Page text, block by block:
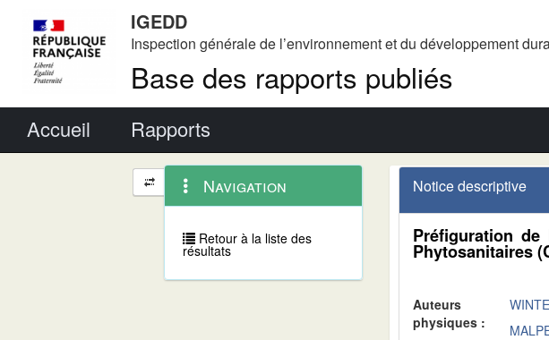
IGEDD
Inspection générale de l’environnement et du développement
Base des rapports publiés
Accueil Rapports
Navigation
et
outils
annexes
contextuel
Navigation
Retour à la liste des
résultats
Notice descriptive
Préfiguration
Phytosanitaires
Auteurs
physiques :